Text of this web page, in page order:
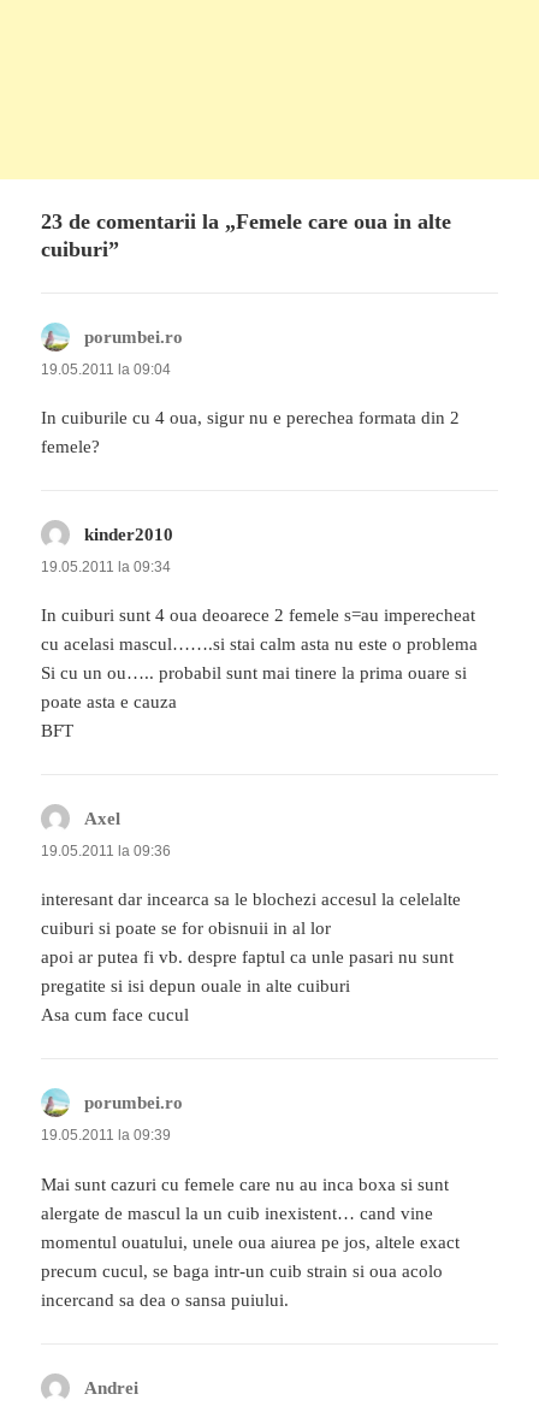
23 de comentarii la „Femele care oua in alte
cuiburi”
porumbei.ro
19.05.2011 la 09:04
In cuiburile cu 4 oua, sigur nu e perechea formata din 2
femele?
kinder2010
19.05.2011 la 09:34
In cuiburi sunt 4 oua deoarece 2 femele s=au imperecheat
cu acelasi mascul…….si stai calm asta nu este o problema
Si cu un ou….. probabil sunt mai tinere la prima ouare si
poate asta e cauza
BFT
Axel
19.05.2011 la 09:36
interesant dar incearca sa le blochezi accesul la celelalte
cuiburi si poate se for obisnuii in al lor
apoi ar putea fi vb. despre faptul ca unle pasari nu sunt
pregatite si isi depun ouale in alte cuiburi
Asa cum face cucul
porumbei.ro
19.05.2011 la 09:39
Mai sunt cazuri cu femele care nu au inca boxa si sunt
alergate de mascul la un cuib inexistent… cand vine
momentul ouatului, unele oua aiurea pe jos, altele exact
precum cucul, se baga intr-un cuib strain si oua acolo
incercand sa dea o sansa puiului.
Andrei